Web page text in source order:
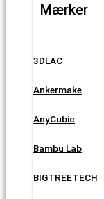
Mærker
3DLAC
Ankermake
AnyCubic
Bambu Lab
BIGTREETECH